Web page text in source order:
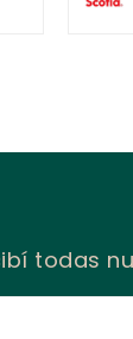
todas